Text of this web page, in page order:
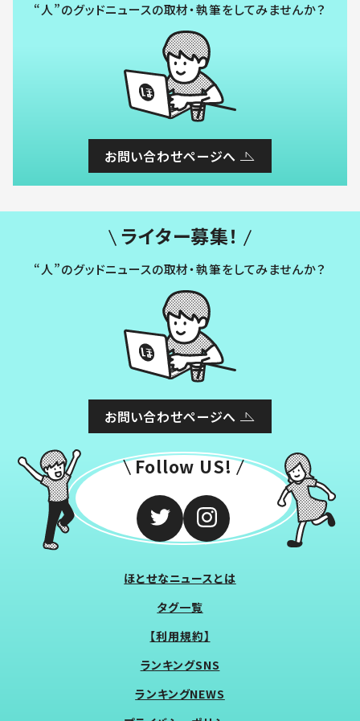
“人”のグッドニュースの取材・執筆をしてみませんか？
お問い合わせページへ
ライター募集！
“人”のグッドニュースの取材・執筆をしてみませんか？
お問い合わせページへ
Follow US!
ほとせなニュースとは
タグ一覧
【利用規約】
ランキングSNS
ランキングNEWS